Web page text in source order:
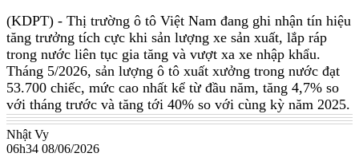
(KDPT) - Thị trường ô tô Việt Nam đang ghi nhận tín hiệu
tăng trưởng tích cực khi sản lượng xe sản xuất, lắp ráp
trong nước liên tục gia tăng và vượt xa xe nhập khẩu.
Tháng 5/2026, sản lượng ô tô xuất xưởng trong nước đạt
53.700 chiếc, mức cao nhất kể từ đầu năm, tăng 4,7% so
với tháng trước và tăng tới 40% so với cùng kỳ năm 2025.
Nhật Vy
06h34 08/06/2026